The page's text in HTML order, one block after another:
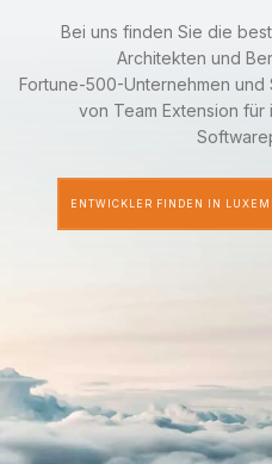
Bei uns finden Sie die
Architekten und
Fortune-500-Unternehmen
von Team Extension
ENTWICKLER FINDEN IN